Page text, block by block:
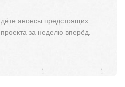
анонсы предстоящих
за неделю вперёд.